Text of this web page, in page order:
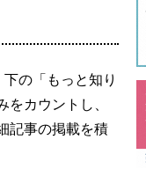
の「もっと知り
カウントし、
記事の掲載を積